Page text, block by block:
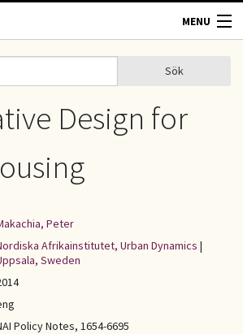
MENU
Sök
Design for
Peter
Afrikainstitutet, Urban Dynamics |
Sweden
Policy Notes, 1654-6695